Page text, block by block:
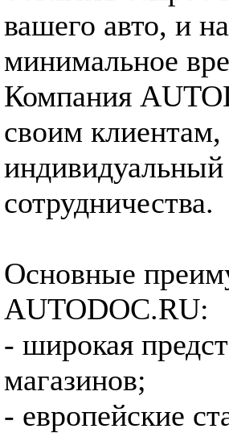
вашего авто, и
минимальное
Компания
своим
сотрудничества.
Основные
AUTODOC.RU:
- широкая
магазинов;
- европейские